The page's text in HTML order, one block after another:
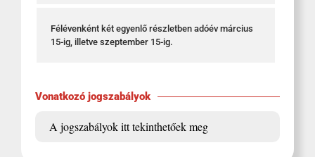
Félévenként két egyenlő részletben adóév március
15-ig, illetve szeptember 15-ig.
Vonatkozó jogszabályok
A jogszabályok itt tekinthetőek meg